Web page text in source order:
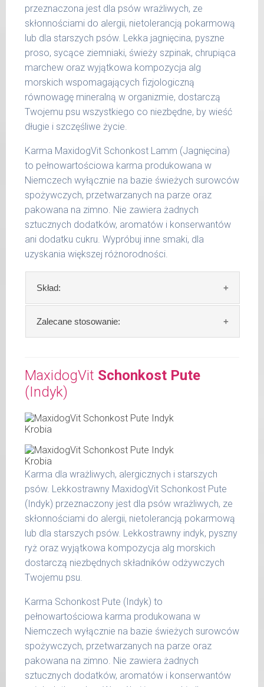
fosfor 0,21 %
Produkty pochodzenia zwierzęcego
dodawane do naszych karm są składnikami
spożywczymi takimi jak: żołądek, wątroba,
serce i podgardle.
waga
psa
dzienna
porcja
do 5
kg
200 g
6 - 14
kg
300 g
15 -
25 kg
400 g
26 -
35 kg
800 g
36 -
50 kg
1000 g
51 -
65 kg
1200 g
Podane liczby są wartościami orientacyjnymi.
Indywidualne potrzeby zależne są od rasy,
aktywności, warunków hodowli oraz innych
czynników.
przeznaczona jest dla psów wrażliwych, ze
skłonnościami do alergii, nietolerancją pokarmową
lub dla starszych psów. Lekka jagnięcina, pyszne
proso, sycące ziemniaki, świeży szpinak, chrupiąca
marchew oraz wyjątkowa kompozycja alg
morskich wspomagających fizjologiczną
równowagę mineralną w organizmie, dostarczą
Twojemu psu wszystkiego co niezbędne, by wieść
długie i szczęśliwe życie.
Karma MaxidogVit Schonkost Lamm (Jagnięcina)
to pełnowartościowa karma produkowana w
Niemczech wyłącznie na bazie świeżych surowców
spożywczych, przetwarzanych na parze oraz
pakowana na zimno. Nie zawiera żadnych
sztucznych dodatków, aromatów i konserwantów
ani dodatku cukru. Wypróbuj inne smaki, dla
uzyskania większej różnorodności.
Skład:
Skład:mięso i produkty pochodzenia
zwierzęcego: 69% jagnięcina, 4% ziemniaki,
Szczegółowa analiza składu:
surowe białko 10,60 %
popiół surowy 1,90 %
włókno surowe 0,50 %
wilgotność 78,00 %
wapń 0,37 %
fosfor 0,24 %
Zalecane stosowanie:
świeży posiłek, oferujemy różne objętości
puszek. Zalecamy przechowywanie
otwartych opakowań w lodówce, nie dłużej
niż 2 dni.
MaxidogVit Schonkost Lamm (Jagnięcina)
waga
psa
dzienna
porcja
do 5
kg
200 g
6 - 14
kg
300 g
15 -
25 kg
26 -
35 kg
800 g
36 -
50 kg
1000 g
MaxidogVit Schonkost Pute
(Indyk)
Karma dla wrażliwych, alergicznych i starszych
psów. Lekkostrawny MaxidogVit Schonkost Pute
(Indyk) przeznaczony jest dla psów wrażliwych, ze
skłonnościami do alergii, nietolerancją pokarmową
lub dla starszych psów. Lekkostrawny indyk, pyszny
ryż oraz wyjątkowa kompozycja alg morskich
dostarczą niezbędnych składników odżywczych
Twojemu psu.
Karma Schonkost Pute (Indyk) to
pełnowartościowa karma produkowana w
Niemczech wyłącznie na bazie świeżych surowców
spożywczych, przetwarzanych na parze oraz
pakowana na zimno. Nie zawiera żadnych
sztucznych dodatków, aromatów i konserwantów